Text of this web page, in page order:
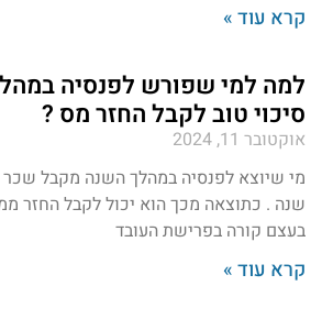
קרא עוד »
למה למי שפורש לפנסיה
סיכוי טוב לקבל החזר מס ?
אוקטובר 11, 2024
מי שיוצא לפנסיה במהלך השנה מקבל שכר
שנה . כתוצאה מכך הוא יכול לקבל החזר
בעצם קורה בפרישת העובד
קרא עוד »